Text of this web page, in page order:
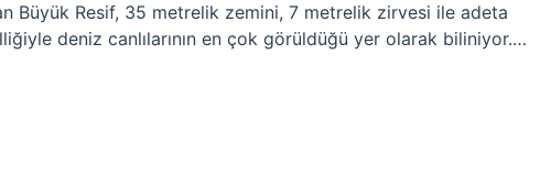
Büyük Resif, 35 metrelik zemini, 7 metrelik zirvesi ile adeta
deniz canlılarının en çok görüldüğü yer olarak biliniyor.…